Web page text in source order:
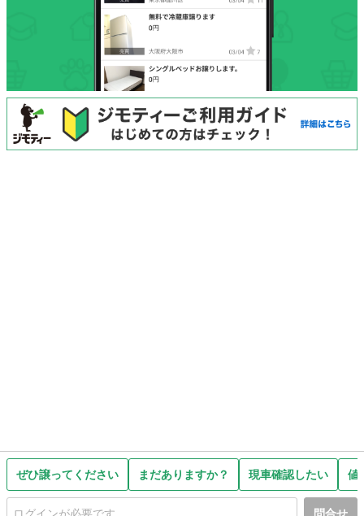
ぜひ譲ってください まだありますか？ 現車確認したい 値